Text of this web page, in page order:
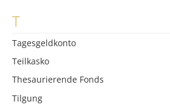
T
Tagesgeldkonto
Teilkasko
Thesaurierende Fonds
Tilgung